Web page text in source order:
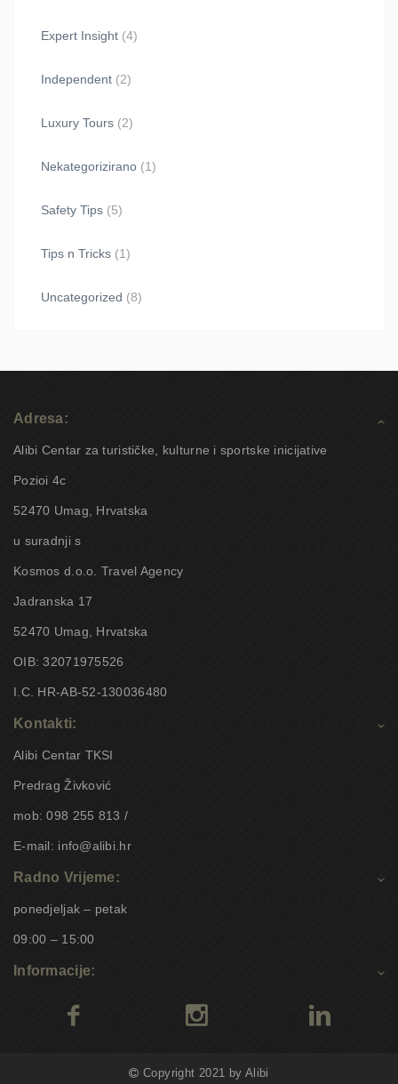
Expert Insight (4)
Independent (2)
Luxury Tours (2)
Nekategorizirano (1)
Safety Tips (5)
Tips n Tricks (1)
Uncategorized (8)
Adresa:
Alibi Centar za turističke, kulturne i sportske inicijative
Pozioi 4c
52470 Umag, Hrvatska
u suradnji s
Kosmos d.o.o. Travel Agency
Jadranska 17
52470 Umag, Hrvatska
OIB: 32071975526
I.C. HR-AB-52-130036480
Kontakti:
Alibi Centar TKSI
Predrag Živković
mob: 098 255 813 /
E-mail: info@alibi.hr
Radno Vrijeme:
ponedjeljak – petak
09:00 – 15:00
Informacije:
Copyright 2021 by Alibi